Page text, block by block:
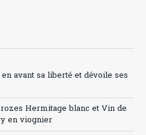
avant sa liberté et dévoile ses
Hermitage blanc et Vin de
en viognier